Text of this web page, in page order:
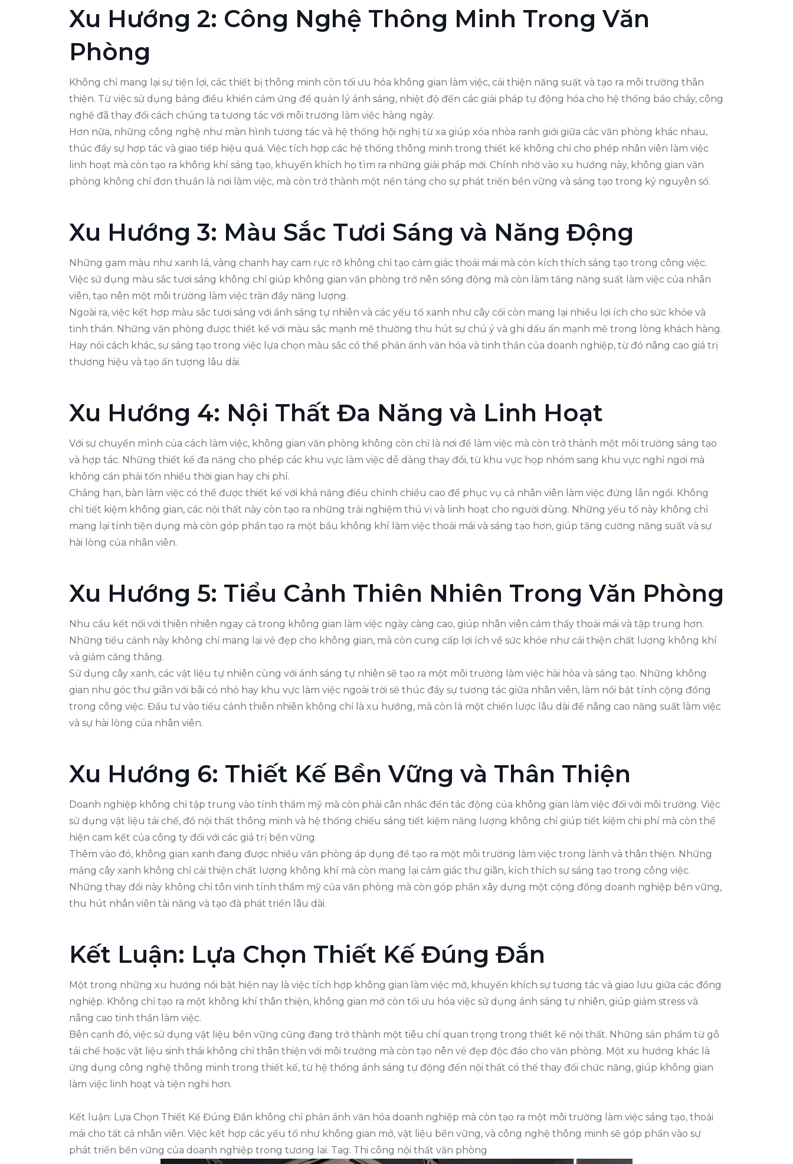
Xu Hướng 2: Công Nghệ Thông Minh Trong Văn
Phòng
Không chỉ mang lại sự tiện lợi, các thiết bị thông minh còn tối ưu hóa không gian làm việc, cải thiện năng suất và tạo ra môi trường thân
thiện. Từ việc sử dụng bảng điều khiển cảm ứng để quản lý ánh sáng, nhiệt độ đến các giải pháp tự động hóa cho hệ thống báo cháy, công
nghệ đã thay đổi cách chúng ta tương tác với môi trường làm việc hàng ngày.
Hơn nữa, những công nghệ như màn hình tương tác và hệ thống hội nghị từ xa giúp xóa nhòa ranh giới giữa các văn phòng khác nhau,
thúc đẩy sự hợp tác và giao tiếp hiệu quả. Việc tích hợp các hệ thống thông minh trong thiết kế không chỉ cho phép nhân viên làm việc
linh hoạt mà còn tạo ra không khí sáng tạo, khuyến khích họ tìm ra những giải pháp mới. Chính nhờ vào xu hướng này, không gian văn
phòng không chỉ đơn thuần là nơi làm việc, mà còn trở thành một nền tảng cho sự phát triển bền vững và sáng tạo trong kỷ nguyên số.
Xu Hướng 3: Màu Sắc Tươi Sáng và Năng Động
Những gam màu như xanh lá, vàng chanh hay cam rực rỡ không chỉ tạo cảm giác thoải mái mà còn kích thích sáng tạo trong công việc.
Việc sử dụng màu sắc tươi sáng không chỉ giúp không gian văn phòng trở nên sống động mà còn làm tăng năng suất làm việc của nhân
viên, tạo nên một môi trường làm việc tràn đầy năng lượng.
Ngoài ra, việc kết hợp màu sắc tươi sáng với ánh sáng tự nhiên và các yếu tố xanh như cây cối còn mang lại nhiều lợi ích cho sức khỏe và
tinh thần. Những văn phòng được thiết kế với màu sắc mạnh mẽ thường thu hút sự chú ý và ghi dấu ấn mạnh mẽ trong lòng khách hàng.
Hay nói cách khác, sự sáng tạo trong việc lựa chọn màu sắc có thể phản ánh văn hóa và tinh thần của doanh nghiệp, từ đó nâng cao giá trị
thương hiệu và tạo ấn tượng lâu dài.
Xu Hướng 4: Nội Thất Đa Năng và Linh Hoạt
Với sự chuyển mình của cách làm việc, không gian văn phòng không còn chỉ là nơi để làm việc mà còn trở thành một môi trường sáng tạo
và hợp tác. Những thiết kế đa năng cho phép các khu vực làm việc dễ dàng thay đổi, từ khu vực họp nhóm sang khu vực nghỉ ngơi mà
không cần phải tốn nhiều thời gian hay chi phí.
Chẳng hạn, bàn làm việc có thể được thiết kế với khả năng điều chỉnh chiều cao để phục vụ cả nhân viên làm việc đứng lẫn ngồi. Không
chỉ tiết kiệm không gian, các nội thất này còn tạo ra những trải nghiệm thú vị và linh hoạt cho người dùng. Những yếu tố này không chỉ
mang lại tính tiện dụng mà còn góp phần tạo ra một bầu không khí làm việc thoải mái và sáng tạo hơn, giúp tăng cường năng suất và sự
hài lòng của nhân viên.
Xu Hướng 5: Tiểu Cảnh Thiên Nhiên Trong Văn Phòng
Nhu cầu kết nối với thiên nhiên ngay cả trong không gian làm việc ngày càng cao, giúp nhân viên cảm thấy thoải mái và tập trung hơn.
Những tiểu cảnh này không chỉ mang lại vẻ đẹp cho không gian, mà còn cung cấp lợi ích về sức khỏe như cải thiện chất lượng không khí
và giảm căng thẳng.
Sử dụng cây xanh, các vật liệu tự nhiên cùng với ánh sáng tự nhiên sẽ tạo ra một môi trường làm việc hài hòa và sáng tạo. Những không
gian như góc thư giãn với bãi cỏ nhỏ hay khu vực làm việc ngoài trời sẽ thúc đẩy sự tương tác giữa nhân viên, làm nổi bật tính cộng đồng
trong công việc. Đầu tư vào tiểu cảnh thiên nhiên không chỉ là xu hướng, mà còn là một chiến lược lâu dài để nâng cao năng suất làm việc
và sự hài lòng của nhân viên.
Xu Hướng 6: Thiết Kế Bền Vững và Thân Thiện
Doanh nghiệp không chỉ tập trung vào tính thẩm mỹ mà còn phải cân nhắc đến tác động của không gian làm việc đối với môi trường. Việc
sử dụng vật liệu tái chế, đồ nội thất thông minh và hệ thống chiếu sáng tiết kiệm năng lượng không chỉ giúp tiết kiệm chi phí mà còn thể
hiện cam kết của công ty đối với các giá trị bền vững.
Thêm vào đó, không gian xanh đang được nhiều văn phòng áp dụng để tạo ra một môi trường làm việc trong lành và thân thiện. Những
mảng cây xanh không chỉ cải thiện chất lượng không khí mà còn mang lại cảm giác thư giãn, kích thích sự sáng tạo trong công việc.
Những thay đổi này không chỉ tôn vinh tính thẩm mỹ của văn phòng mà còn góp phần xây dựng một cộng đồng doanh nghiệp bền vững,
thu hút nhân viên tài năng và tạo đà phát triển lâu dài.
Kết Luận: Lựa Chọn Thiết Kế Đúng Đắn
Một trong những xu hướng nổi bật hiện nay là việc tích hợp không gian làm việc mở, khuyến khích sự tương tác và giao lưu giữa các đồng
nghiệp. Không chỉ tạo ra một không khí thân thiện, không gian mở còn tối ưu hóa việc sử dụng ánh sáng tự nhiên, giúp giảm stress và
nâng cao tinh thần làm việc.
Bên cạnh đó, việc sử dụng vật liệu bền vững cũng đang trở thành một tiêu chí quan trọng trong thiết kế nội thất. Những sản phẩm từ gỗ
tái chế hoặc vật liệu sinh thái không chỉ thân thiện với môi trường mà còn tạo nên vẻ đẹp độc đáo cho văn phòng. Một xu hướng khác là
ứng dụng công nghệ thông minh trong thiết kế, từ hệ thống ánh sáng tự động đến nội thất có thể thay đổi chức năng, giúp không gian
làm việc linh hoạt và tiện nghi hơn.
Kết luận: Lựa Chọn Thiết Kế Đúng Đắn không chỉ phản ánh văn hóa doanh nghiệp mà còn tạo ra một môi trường làm việc sáng tạo, thoải
mái cho tất cả nhân viên. Việc kết hợp các yếu tố như không gian mở, vật liệu bền vững, và công nghệ thông minh sẽ góp phần vào sự
phát triển bền vững của doanh nghiệp trong tương lai. Tag: Thi công nội thất văn phòng